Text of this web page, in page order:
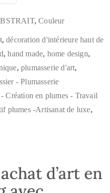
,Couleur
,décoration d'intérieure haut de
,hand made, home design,
,plumasserie d'art,
- Plumasserie
Création en plumes - Travail
plumes -Artisanat de luxe,
d’art en